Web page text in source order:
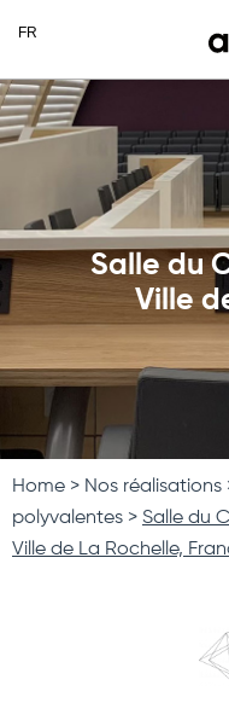
Salle du
Ville
Home Nos réalisations
polyvalentes
Salle du
Ville de La Rochelle,